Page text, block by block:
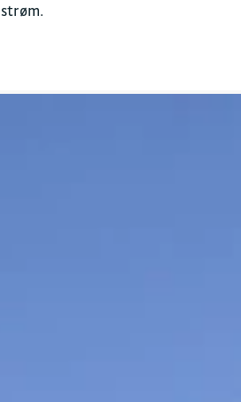
strøm.